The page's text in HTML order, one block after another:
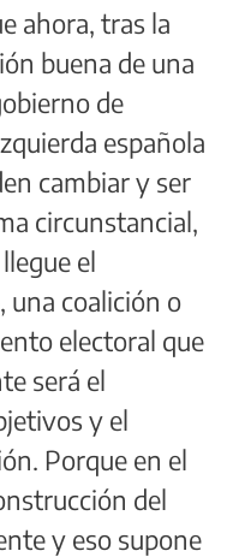
ahora, tras la
buena de una
de
española
cambiar y ser
circunstancial,
el
una coalición o
electoral que
será el
y el
Porque en el
del
y eso supone